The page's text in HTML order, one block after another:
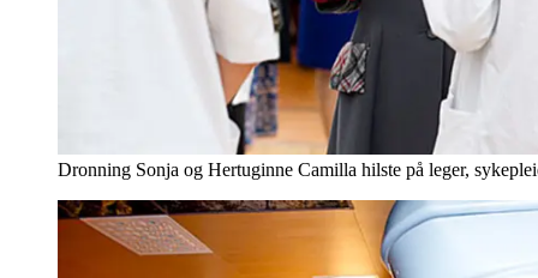
Dronning Sonja og Hertuginne Camilla hilste på leger,